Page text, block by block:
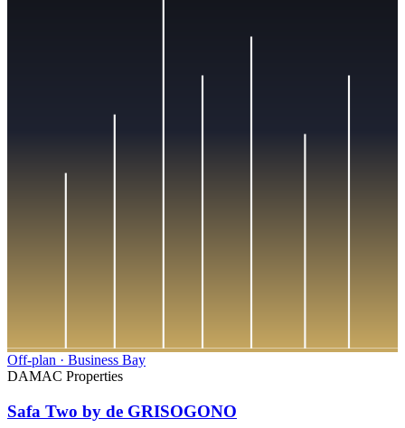
Off-plan · Business Bay
DAMAC Properties
Safa Two by de GRISOGONO